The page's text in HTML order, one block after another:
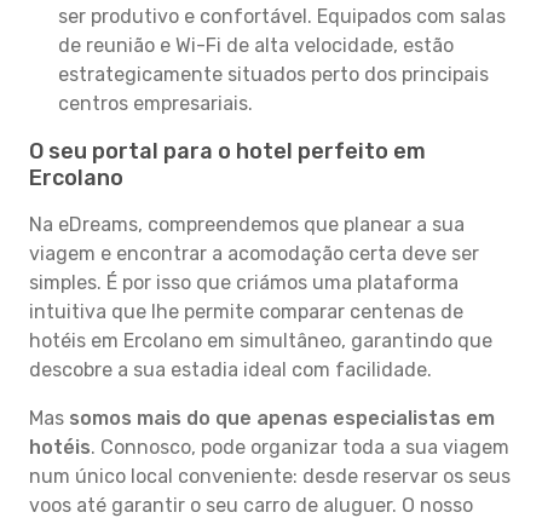
ser produtivo e confortável. Equipados com salas
de reunião e Wi-Fi de alta velocidade, estão
estrategicamente situados perto dos principais
centros empresariais.
O seu portal para o hotel perfeito em
Ercolano
Na eDreams, compreendemos que planear a sua
viagem e encontrar a acomodação certa deve ser
simples. É por isso que criámos uma plataforma
intuitiva que lhe permite comparar centenas de
hotéis em Ercolano em simultâneo, garantindo que
descobre a sua estadia ideal com facilidade.
Mas somos mais do que apenas especialistas em
hotéis. Connosco, pode organizar toda a sua viagem
num único local conveniente: desde reservar os seus
voos até garantir o seu carro de aluguer. O nosso